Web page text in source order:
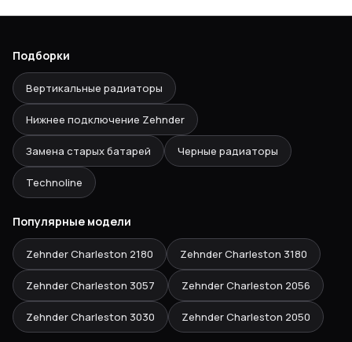
Подборки
Вертикальные радиаторы
Нижнее подключение Zehnder
Замена старых батарей Черные радиаторы
Technoline
Популярные модели
Zehnder Charleston 2180 Zehnder Charleston 3180
Zehnder Charleston 3057 Zehnder Charleston 2056
Zehnder Charleston 3030 Zehnder Charleston 2050